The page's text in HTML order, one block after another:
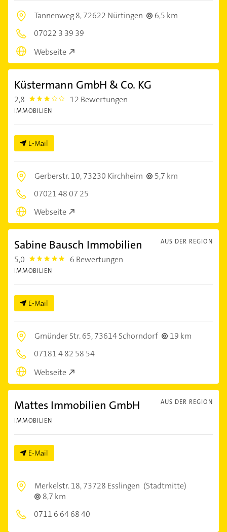
Tannenweg 8,72622 Nürtingen
6,5 km
07022 3 39 39
Webseite
Küstermann GmbH & Co. KG
2,8 2.8 12 Bewertungen
IMMOBILIEN
E-Mail
Gerberstr. 10,73230 Kirchheim
5,7 km
07021 48 07 25
Webseite
AUS DER REGION
Sabine Bausch Immobilien
5,0 5.0 6 Bewertungen
IMMOBILIEN
E-Mail
Gmünder Str. 65,73614 Schorndorf
19 km
07181 4 82 58 54
Webseite
AUS DER REGION
Mattes Immobilien GmbH
IMMOBILIEN
E-Mail
Merkelstr. 18,73728 Esslingen (Stadtmitte)
8,7 km
0711 6 64 68 40